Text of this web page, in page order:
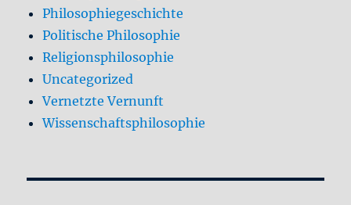
Philosophiegeschichte
Politische Philosophie
Religionsphilosophie
Uncategorized
Vernetzte Vernunft
Wissenschaftsphilosophie